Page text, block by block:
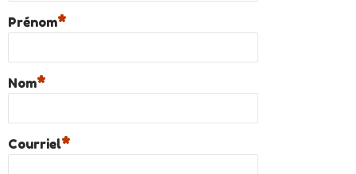
Prénom*
Nom*
Courriel*